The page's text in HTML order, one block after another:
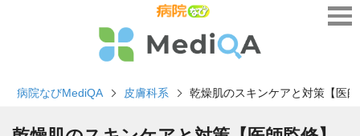
病院なびMediQA 皮膚科系 乾燥肌のスキンケアと対策【医